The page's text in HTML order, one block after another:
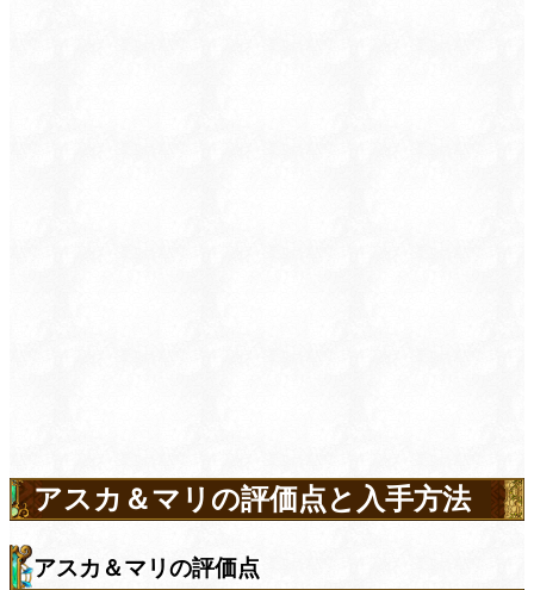
アスカ＆マリの評価点と入手方法
アスカ＆マリの評価点